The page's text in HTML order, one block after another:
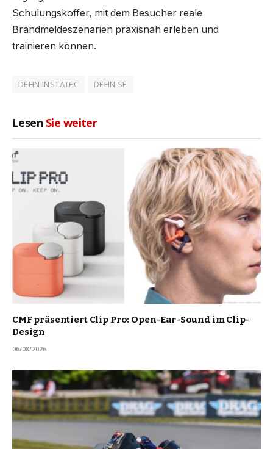
Schulungskoffer, mit dem Besucher reale
Brandmeldeszenarien praxisnah erleben und
trainieren können.
DEHN INSTATEC DEHN SE
Lesen Sie weiter
CMF präsentiert Clip Pro: Open-Ear-Sound im Clip-
Design
06/08/2026